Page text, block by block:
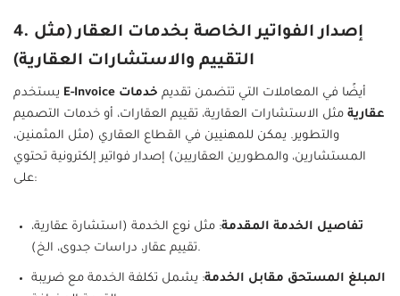
4. إصدار الفواتير الخاصة بخدمات العقار (مثل
التقييم والاستشارات العقارية)
E-Invoice أيضًا في المعاملات التي تتضمن تقديم خدمات
عقارية مثل الاستشارات العقارية، تقييم العقارات، أو خدمات التصميم
والتطوير. يمكن للمهنيين في القطاع العقاري (مثل المثمنين،
المستشارين، والمطورين العقاريين) إصدار فواتير إلكترونية تحتوي
على:
تفاصيل الخدمة المقدمة: مثل نوع الخدمة (استشارة عقارية،
تقييم عقار، دراسات جدوى، الخ).
المبلغ المستحق مقابل الخدمة: يشمل تكلفة الخدمة مع ضريبة